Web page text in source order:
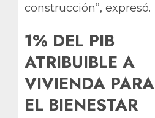
construcción”, expresó.
1% DEL PIB
ATRIBUIBLE A
VIVIENDA PARA
EL BIENESTAR